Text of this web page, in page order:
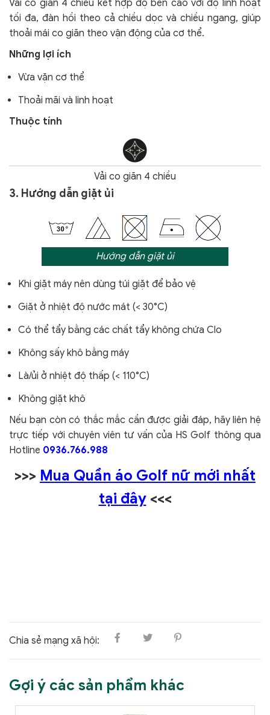
Vải co giãn 4 chiều kết hợp độ bền cao với độ linh hoạt
tối đa, đàn hồi theo cả chiều dọc và chiều ngang, giúp
thoải mái co giãn theo vận động của cơ thể.
Những lợi ích
Vừa vặn cơ thể
Thoải mãi và linh hoạt
Thuộc tính
Vải co giãn 4 chiều
3. Hướng dẫn giặt ủi
Hướng dẫn giặt ủi
Khi giặt máy nên dùng túi giặt để bảo vệ
Giặt ở nhiệt độ nước mát (< 30°C)
Có thể tẩy bằng các chất tẩy không chứa Clo
Không sấy khô bằng máy
Là/ủi ở nhiệt độ thấp (< 110°C)
Không giặt khô
Nếu bạn còn có thắc mắc cần được giải đáp, hãy liên hệ
trực tiếp với chuyên viên tư vấn của HS Golf thông qua
Hotline 0936.766.988
>>> Mua Quần áo Golf nữ mới nhất
tại đây<<<
Chia sẻ mạng xã hội:
Gợi ý các sản phẩm khác